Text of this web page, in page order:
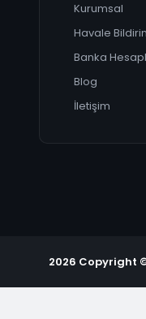
Kurumsal
Havale
Banka
Blog
İletişim
2026 Copyright